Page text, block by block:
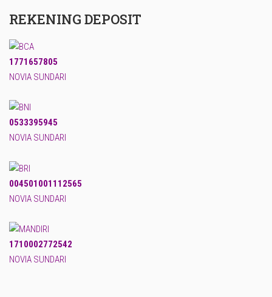
REKENING DEPOSIT
1771657805
NOVIA SUNDARI
0533395945
NOVIA SUNDARI
004501001112565
NOVIA SUNDARI
1710002772542
NOVIA SUNDARI